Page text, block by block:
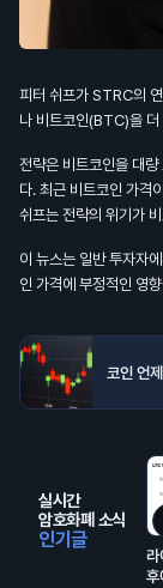
피터 쉬프가 STRC의
나 비트코인(BTC)을 더
전략은 비트코인을 대
다. 최근 비트코인 가격
쉬프는 전략의 위기가
이 뉴스는 일반 투자자
인 가격에 부정적인 영
코인 언
실시간
암호화폐 소식
인기글
후